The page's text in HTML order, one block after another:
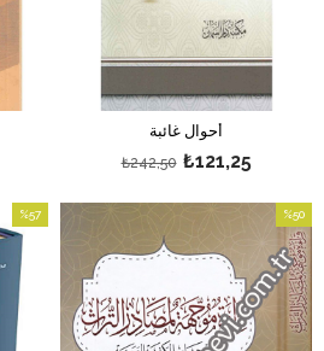
أحوال غائبة
₺121,25
₺242,50
%57
%50
بيع
%50بيع